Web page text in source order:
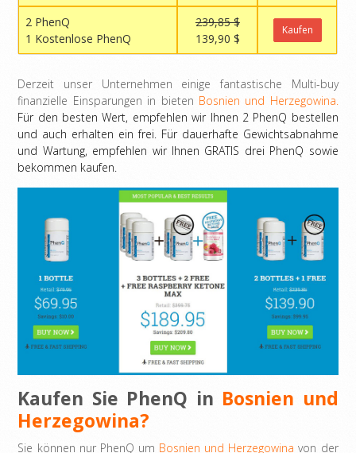
2 PhenQ
1 Kostenlose PhenQ
239,85 $
139,90 $
Kaufen
Derzeit unser Unternehmen einige fantastische Multi-buy
finanzielle Einsparungen in bieten Bosnien und Herzegowina.
Für den besten Wert, empfehlen wir Ihnen 2 PhenQ bestellen
und auch erhalten ein frei. Für dauerhafte Gewichtsabnahme
und Wartung, empfehlen wir Ihnen GRATIS drei PhenQ sowie
bekommen kaufen.
Kaufen Sie PhenQ in Bosnien und
Herzegowina?
Sie können nur PhenQ um Bosnien und Herzegowina von der